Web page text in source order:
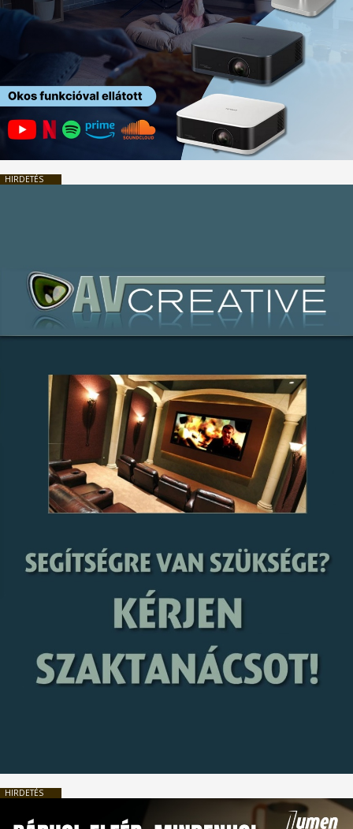
HIRDETÉS
HIRDETÉS